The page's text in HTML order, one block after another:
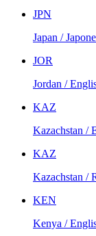
JPN
Japan /
JOR
Jordan /
KAZ
Kazachstan /
KAZ
Kazachstan /
KEN
Kenya /